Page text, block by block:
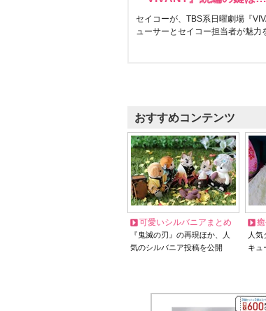
セイコーが、TBS系日曜劇場『
ューサーとセイコー担当者が魅力
おすすめコンテンツ
可愛いシルバニアまとめ
『鬼滅の刃』の再現ほか、人
気のシルバニア投稿を公開
人
キュ